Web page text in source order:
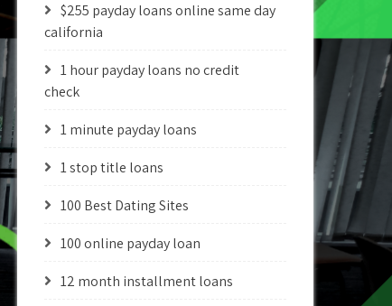
$255 payday loans online same day
california
1 hour payday loans no credit
check
1 minute payday loans
1 stop title loans
100 Best Dating Sites
100 online payday loan
12 month installment loans